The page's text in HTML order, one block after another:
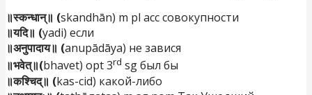
॥स्कन्धान्॥ (skandhān) m pl acc совокупности
॥यदि॥ (yadi) если
॥अनुपादाय॥ (anupādāya) не завися
॥भवेत्॥(bhavet) opt 3rd sg был бы
॥कश्चिद्॥ (kas-cid) какой-либо